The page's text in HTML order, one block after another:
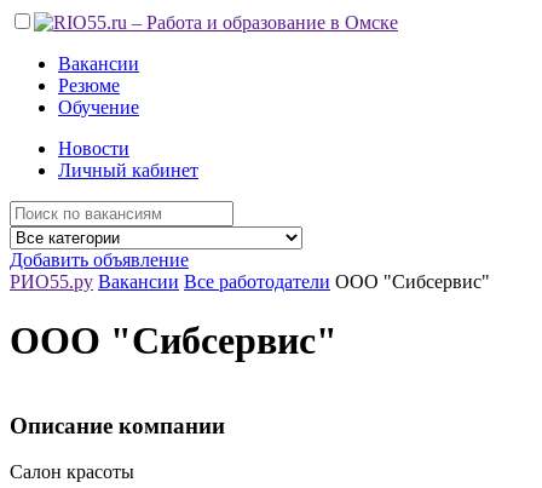
Вакансии
Резюме
Обучение
Новости
Личный кабинет
Добавить объявление
РИО55.ру Вакансии Все работодатели ООО "Сибсервис"
ООО "Сибсервис"
Описание компании
Салон красоты